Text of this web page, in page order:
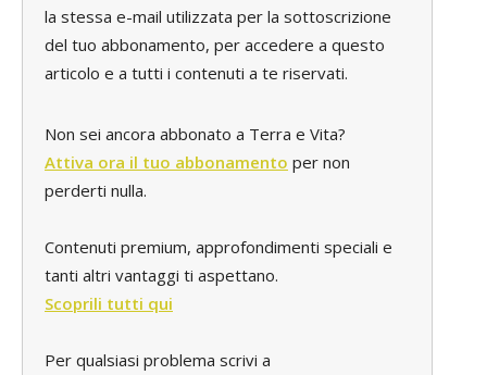
la stessa e-mail utilizzata per la sottoscrizione
del tuo abbonamento, per accedere a questo
articolo e a tutti i contenuti a te riservati.
Non sei ancora abbonato a Terra e Vita?
Attiva ora il tuo abbonamento per non
perderti nulla.
Contenuti premium, approfondimenti speciali e
tanti altri vantaggi ti aspettano.
Scoprili tutti qui
Per qualsiasi problema scrivi a